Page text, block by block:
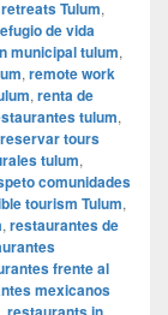
Tulum,
de vida
municipal tulum,
, remote work
, renta de
tulum,
reservar tours
tulum,
comunidades
tourism Tulum,
, restaurantes de
frente al
mexicanos
,